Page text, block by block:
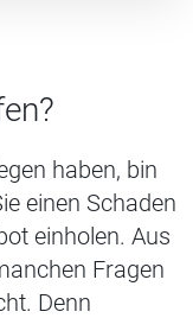
haben, bin
einen Schaden
einholen. Aus
Fragen
Denn